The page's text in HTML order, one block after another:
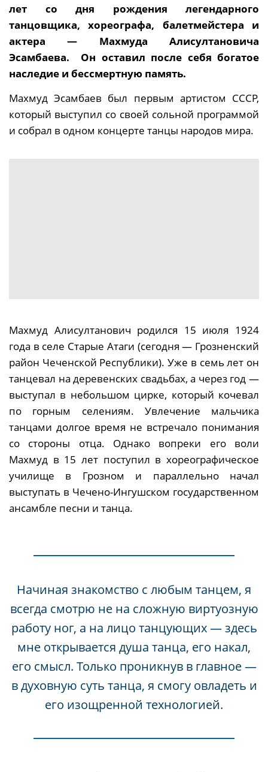
лет со дня рождения легендарного
танцовщика, хореографа, балетмейстера и
актера — Махмуда Алисултановича
Эсамбаева. Он оставил после себя богатое
наследие и бессмертную память.
Махмуд Эсамбаев был первым артистом СССР,
который выступил со своей сольной программой
и собрал в одном концерте танцы народов мира.
Махмуд Алисултанович родился 15 июля 1924
года в селе Старые Атаги (сегодня — Грозненский
район Чеченской Республики). Уже в семь лет он
танцевал на деревенских свадьбах, а через год —
выступал в небольшом цирке, который кочевал
по горным селениям. Увлечение мальчика
танцами долгое время не встречало понимания
со стороны отца. Однако вопреки его воли
Махмуд в 15 лет поступил в хореографическое
училище в Грозном и параллельно начал
выступать в Чечено-Ингушском государственном
ансамбле песни и танца.
Начиная знакомство с любым танцем, я
всегда смотрю не на сложную виртуозную
работу ног, а на лицо танцующих — здесь
мне открывается душа танца, его накал,
его смысл. Только проникнув в главное —
в духовную суть танца, я смогу овладеть и
его изощренной технологией.